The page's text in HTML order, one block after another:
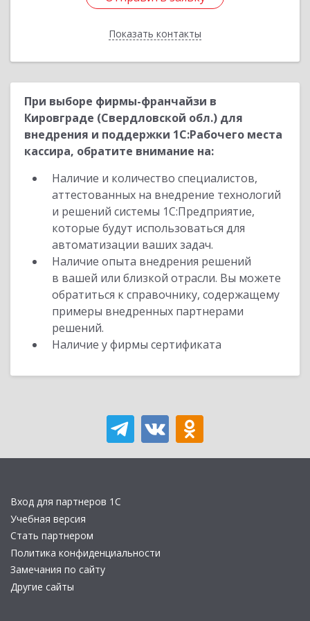
Показать контакты
Назад
При выборе фирмы-франчайзи в
Кировграде (Свердловской обл.) для
внедрения и поддержки 1С:Рабочего места
кассира, обратите внимание на:
Наличие и количество специалистов,
аттестованных на внедрение технологий
и решений системы 1С:Предприятие,
которые будут использоваться для
автоматизации ваших задач.
Наличие опыта внедрения решений
в вашей или близкой отрасли. Вы можете
обратиться к справочнику, содержащему
примеры внедренных партнерами
решений.
Наличие у фирмы сертификата
Вход для партнеров 1С
Учебная версия
Стать партнером
Политика конфиденциальности
Замечания по сайту
Другие сайты